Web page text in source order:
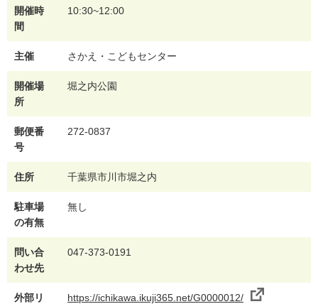
開催時
間
10:30~12:00
主催 さかえ・こどもセンター
開催場
所
堀之内公園
郵便番
号
272-0837
住所 千葉県市川市堀之内
駐車場
の有無
無し
問い合
わせ先
047-373-0191
外部リ
https://ichikawa.ikuji365.net/G0000012/